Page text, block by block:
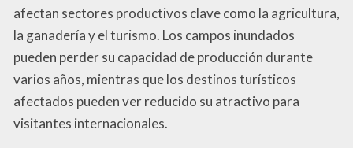
afectan sectores productivos clave como la agricultura,
la ganadería y el turismo. Los campos inundados
pueden perder su capacidad de producción durante
varios años, mientras que los destinos turísticos
afectados pueden ver reducido su atractivo para
visitantes internacionales.